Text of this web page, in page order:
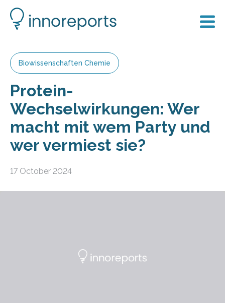
Biowissenschaften Chemie
Protein-
Wechselwirkungen: Wer
macht mit wem Party und
wer vermiest sie?
17 October 2024